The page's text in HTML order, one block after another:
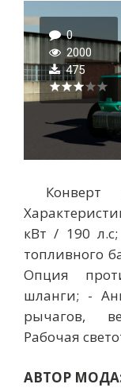
0
2000
475
Конверт
кВт / 190
топливного
Опция
шланги; -
рычагов,
Рабочая
АВТОР